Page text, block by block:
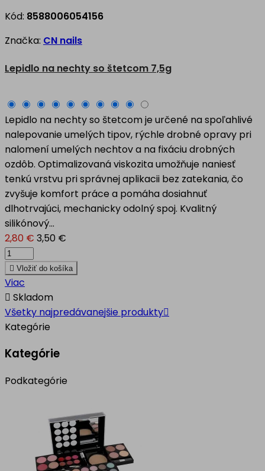
Kód: 8588006054156
Značka: CN nails
Lepidlo na nechty so štetcom 7,5g
Lepidlo na nechty so štetcom je určené na spoľahlivé
nalepovanie umelých tipov, rýchle drobné opravy pri
nalomení umelých nechtov a na fixáciu drobných
ozdôb. Optimalizovaná viskozita umožňuje naniesť
tenkú vrstvu pri správnej aplikacii bez zatekania, čo
zvyšuje komfort práce a pomáha dosiahnuť
dlhotrvajúci, mechanicky odolný spoj. Kvalitný
silikónový...
2,80 € 3,50 €
 Vložiť do košíka
Viac
 Skladom
Všetky najpredávanejšie produkty
Kategórie
Kategórie
Podkategórie